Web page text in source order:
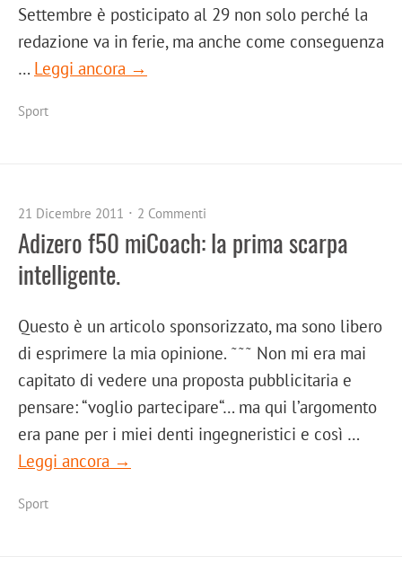
Settembre è posticipato al 29 non solo perché la
redazione va in ferie, ma anche come conseguenza
… Leggi ancora →
Sport
21 Dicembre 2011 2 Commenti
Adizero f50 miCoach: la prima scarpa
intelligente.
Questo è un articolo sponsorizzato, ma sono libero
di esprimere la mia opinione. ˜˜˜ Non mi era mai
capitato di vedere una proposta pubblicitaria e
pensare: “voglio partecipare“… ma qui l’argomento
era pane per i miei denti ingegneristici e così …
Leggi ancora →
Sport